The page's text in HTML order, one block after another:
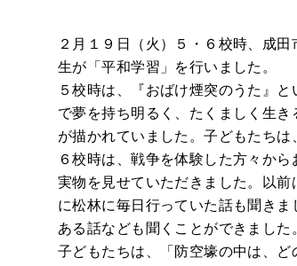
２月１９日（火）５・６校時、成
生が「平和学習」を行いました。
５校時は、『おばけ煙突のうた』
で夢を持ち明るく、たくましく生
が描かれていました。子どもたち
６校時は、戦争を体験した方々か
実物を見せていただきました。以
に松林に毎日行っていた話も聞きま
ある話なども聞くことができました
子どもたちは、「防空壕の中は、